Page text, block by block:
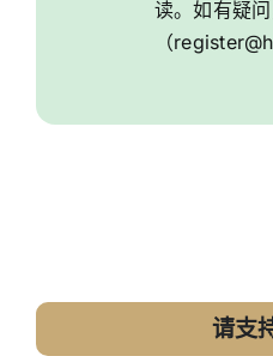
读。如有疑
（
请支